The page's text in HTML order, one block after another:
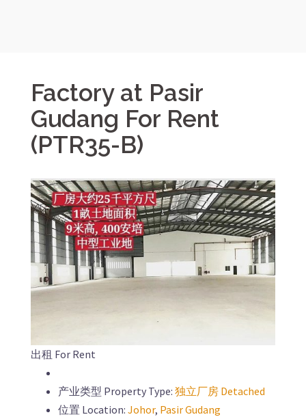
Factory at Pasir
Gudang For Rent
(PTR35-B)
出租 For Rent
产业类型 Property Type: 独立厂房 Detached
位置 Location: Johor, Pasir Gudang